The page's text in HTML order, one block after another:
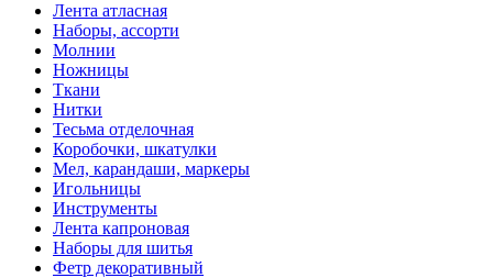
Лента атласная
Наборы, ассорти
Молнии
Ножницы
Ткани
Нитки
Тесьма отделочная
Коробочки, шкатулки
Мел, карандаши, маркеры
Игольницы
Инструменты
Лента капроновая
Наборы для шитья
Фетр декоративный